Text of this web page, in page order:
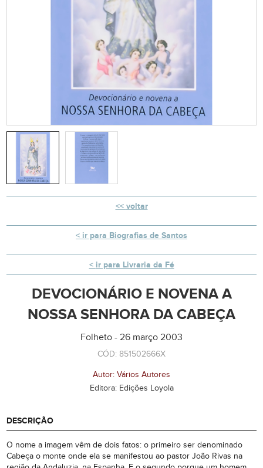
voltar
ir para Biografias de Santos
ir para Livraria da Fé
DEVOCIONÁRIO E NOVENA A
NOSSA SENHORA DA CABEÇA
Folheto - 26 março 2003
CÓD: 851502666X
Autor: Vários Autores
Editora: Edições Loyola
DESCRIÇÃO
O nome a imagem vêm de dois fatos: o primeiro ser denominado
Cabeça o monte onde ela se manifestou ao pastor João Rivas na